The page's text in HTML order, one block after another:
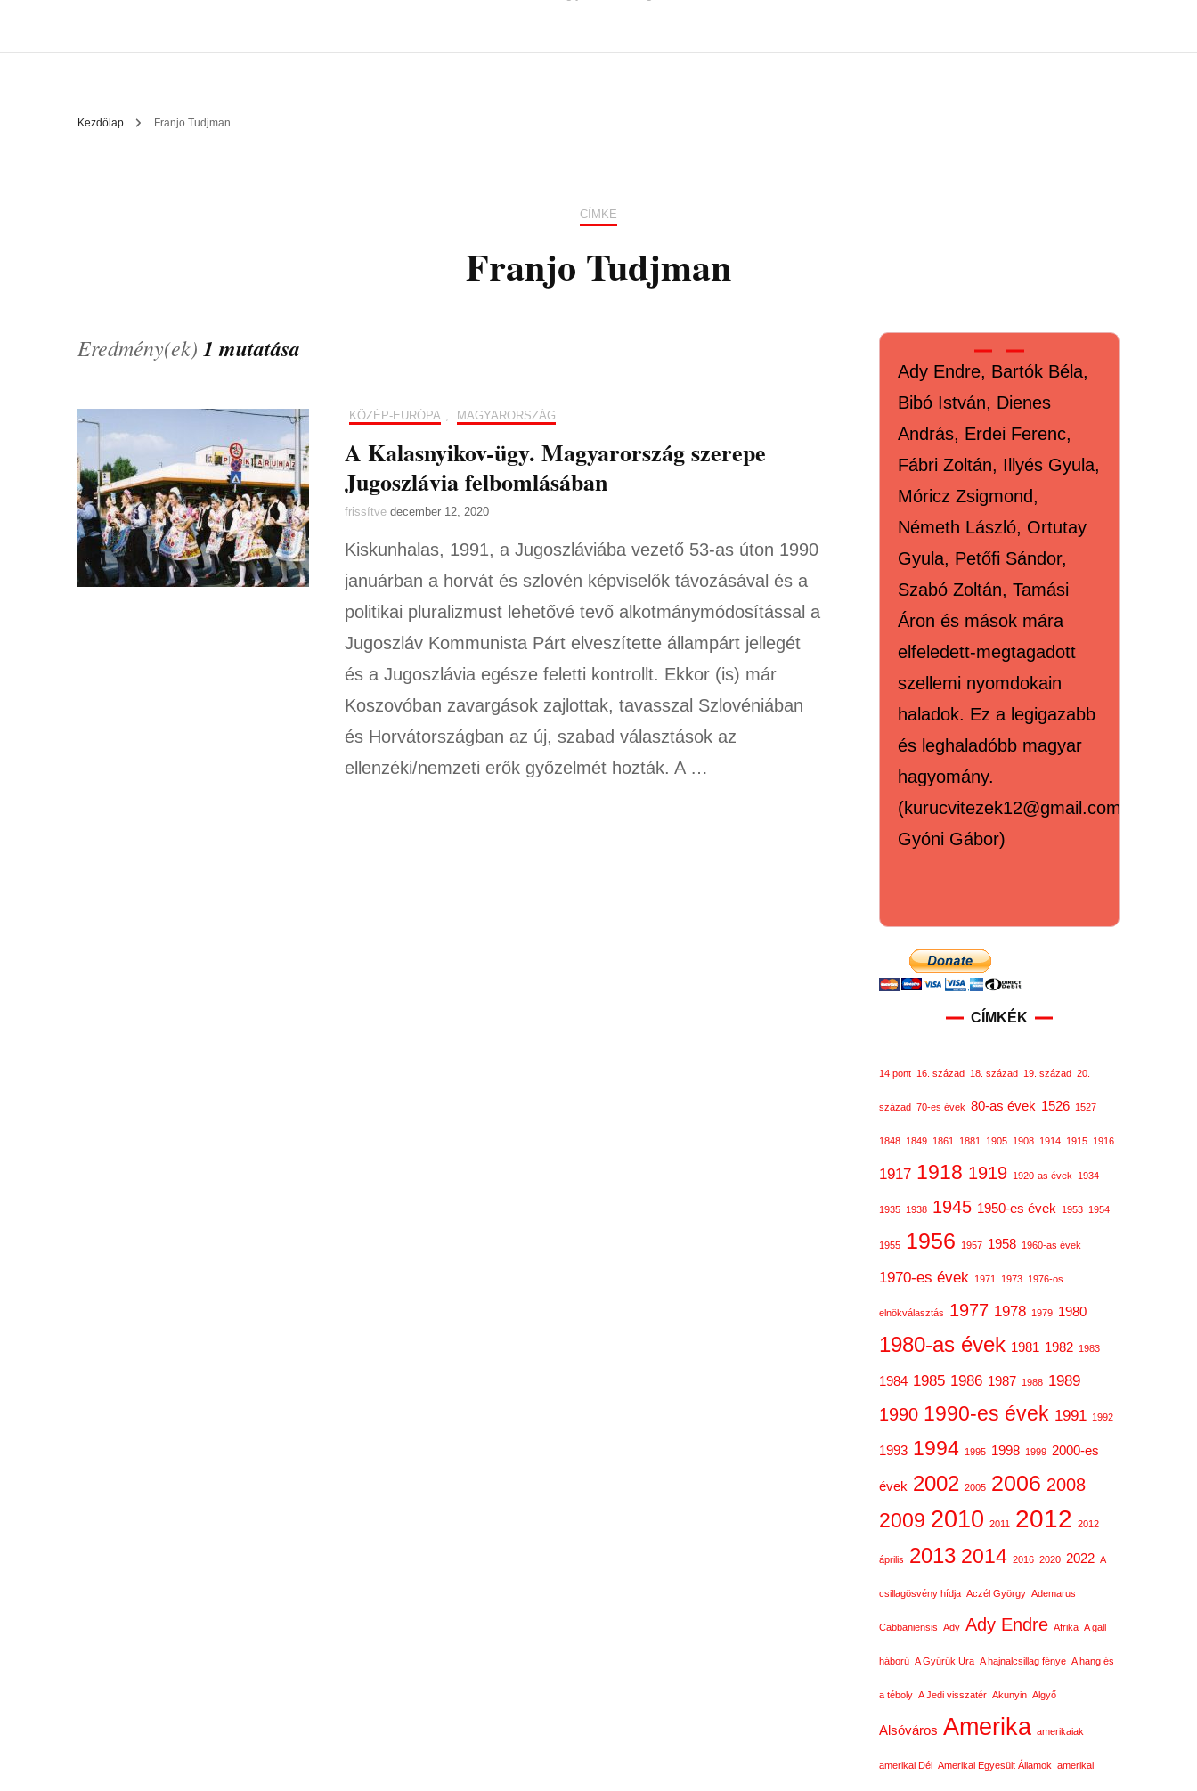
Kezdőlap Franjo Tudjman
CÍMKE
Franjo Tudjman
Eredmény(ek) 1 mutatása
KÖZÉP-EURÓPA , MAGYARORSZÁG
A Kalasnyikov-ügy. Magyarország szerepe
Jugoszlávia felbomlásában
frissítve december 12, 2020
Kiskunhalas, 1991, a Jugoszláviába vezető 53-as úton 1990
januárban a horvát és szlovén képviselők távozásával és a
politikai pluralizmust lehetővé tevő alkotmánymódosítással a
Jugoszláv Kommunista Párt elveszítette állampárt jellegét
és a Jugoszlávia egésze feletti kontrollt. Ekkor (is) már
Koszovóban zavargások zajlottak, tavasszal Szlovéniában
és Horvátországban az új, szabad választások az
ellenzéki/nemzeti erők győzelmét hozták. A …
Ady Endre, Bartók Béla,
Bibó István, Dienes
András, Erdei Ferenc,
Fábri Zoltán, Illyés Gyula,
Móricz Zsigmond,
Németh László, Ortutay
Gyula, Petőfi Sándor,
Szabó Zoltán, Tamási
Áron és mások mára
elfeledett-megtagadott
szellemi nyomdokain
haladok. Ez a legigazabb
és leghaladóbb magyar
hagyomány.
(kurucvitezek12@gmail.com,
Gyóni Gábor)
CÍMKÉK
14 pont 16. század 18. század 19. század 20.
század 70-es évek 80-as évek 1526 1527
1848 1849 1861 1881 1905 1908 1914 1915 1916
1917 1918 1919 1920-as évek 1934
1935 1938 1945 1950-es évek 1953 1954
1955 1956 1957 1958 1960-as évek
1970-es évek 1971 1973 1976-os
elnökválasztás 1977 1978 1979 1980
1980-as évek 1981 1982 1983
1984 1985 1986 1987 1988 1989
1990 1990-es évek 1991 1992
1993 1994 1995 1998 1999 2000-es
évek 2002 2005 2006 2008
2009 2010 2011 2012 2012
április 2013 2014 2016 2020 2022 A
csillagösvény hídja Aczél György Ademarus
Cabbaniensis Ady Ady Endre Afrika A gall
háború A Gyűrűk Ura A hajnalcsillag fénye A hang és
a téboly A Jedi visszatér Akunyin Algyő
Alsóváros Amerika amerikaiak
amerikai Dél Amerikai Egyesült Államok amerikai